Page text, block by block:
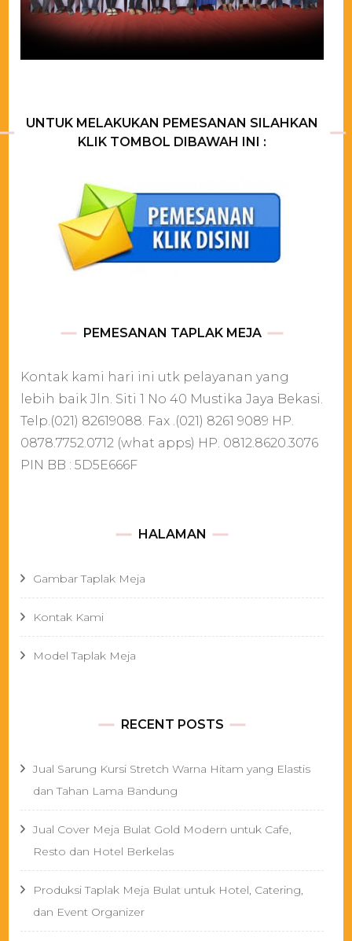
UNTUK MELAKUKAN PEMESANAN SILAHKAN
KLIK TOMBOL DIBAWAH INI :
PEMESANAN TAPLAK MEJA
Kontak kami hari ini utk pelayanan yang
lebih baik Jln. Siti 1 No 40 Mustika Jaya Bekasi.
Telp.(021) 82619088. Fax .(021) 8261 9089 HP.
0878.7752.0712 (what apps) HP. 0812.8620.3076
PIN BB : 5D5E666F
HALAMAN
Gambar Taplak Meja
Kontak Kami
Model Taplak Meja
RECENT POSTS
Jual Sarung Kursi Stretch Warna Hitam yang Elastis
dan Tahan Lama Bandung
Jual Cover Meja Bulat Gold Modern untuk Cafe,
Resto dan Hotel Berkelas
Produksi Taplak Meja Bulat untuk Hotel, Catering,
dan Event Organizer